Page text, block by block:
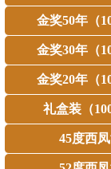
金奖50年（
金奖30年（
金奖20年（
礼盒装（
45度西